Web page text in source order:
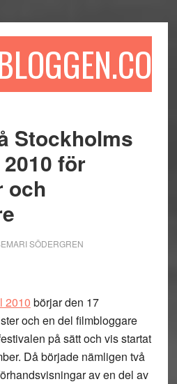
Stockholms
för
och
SÖDERGREN
2010 börjar den 17
och en del filmbloggare
på sätt och vis startat
Då började nämligen två
av en del av